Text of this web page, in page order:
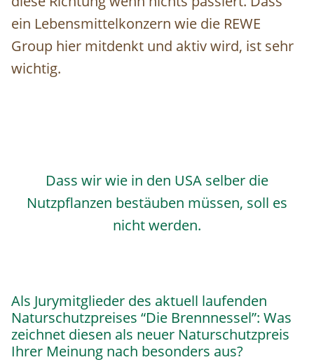
ein Lebensmittelkonzern wie die REWE
Group hier mitdenkt und aktiv wird, ist sehr
wichtig.
Dass wir wie in den USA selber die
Nutzpflanzen bestäuben müssen, soll es
nicht werden.
Als Jurymitglieder des aktuell laufenden
Naturschutzpreises “Die Brennnessel”: Was
zeichnet diesen als neuer Naturschutzpreis
Ihrer Meinung nach besonders aus?